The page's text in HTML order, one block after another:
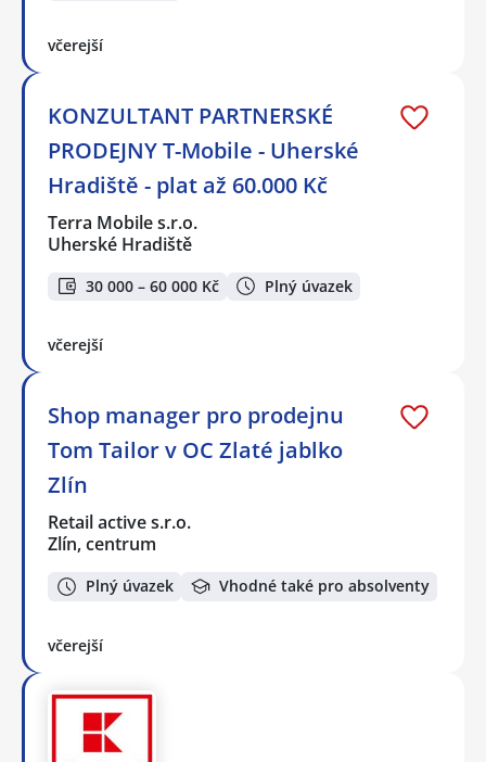
včerejší
KONZULTANT PARTNERSKÉ
PRODEJNY T-Mobile - Uherské
Hradiště - plat až 60.000 Kč
Terra Mobile s.r.o.
Uherské Hradiště
30 000 – 60 000 Kč Plný úvazek
včerejší
Shop manager pro prodejnu
Tom Tailor v OC Zlaté jablko
Zlín
Retail active s.r.o.
Zlín, centrum
Plný úvazek Vhodné také pro absolventy
včerejší